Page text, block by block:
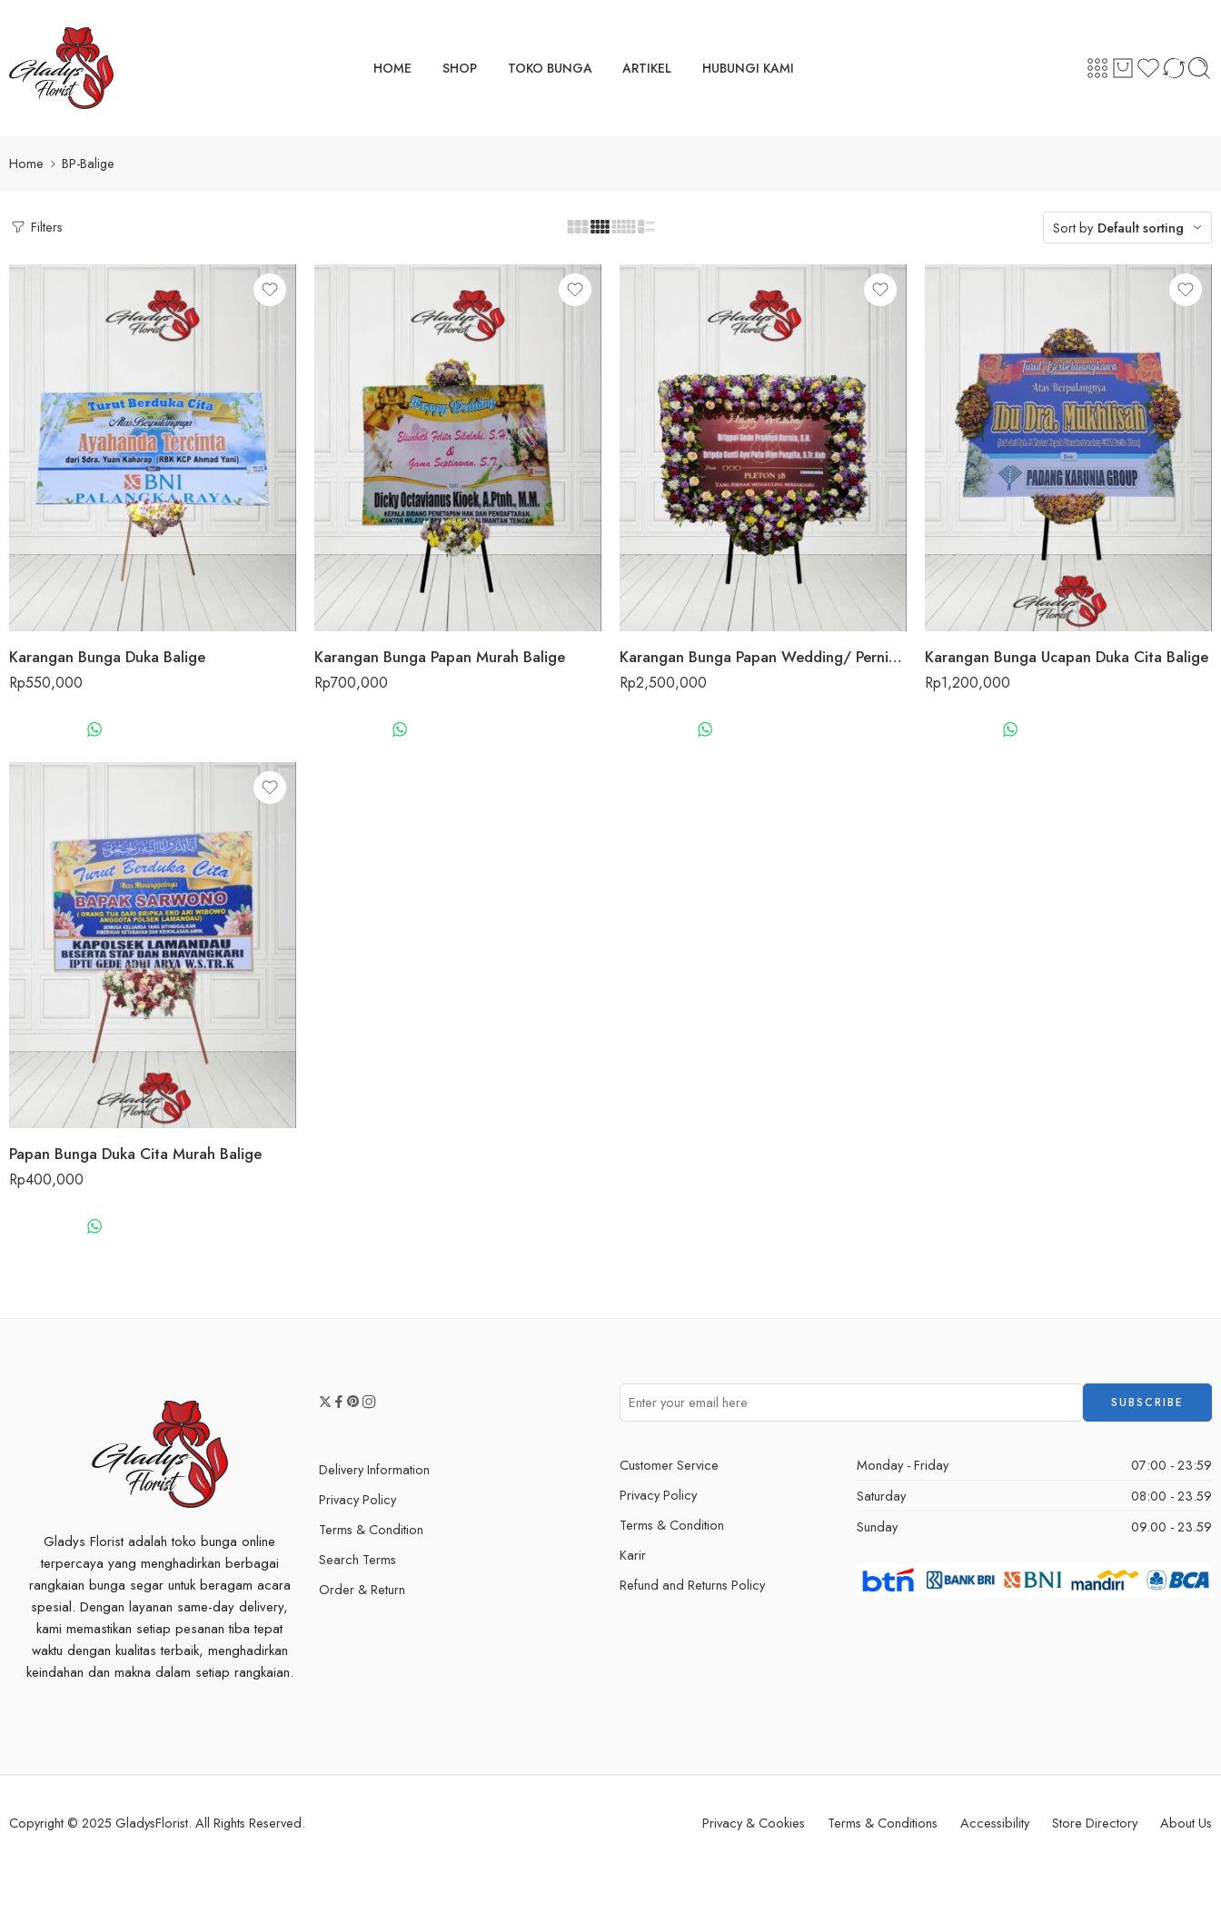
HOME SHOP TOKO BUNGA ARTIKEL HUBUNGI KAMI
Home BP-Balige
Filters Sort by Default sorting
Karangan Bunga Duka Balige
Rp550,000
Karangan Bunga Papan Murah Balige
Rp700,000
Karangan Bunga Papan Wedding/ Pernikahan Balige
Rp2,500,000
Karangan Bunga Ucapan Duka Cita Balige
Rp1,200,000
Papan Bunga Duka Cita Murah Balige
Rp400,000
Gladys Florist adalah toko bunga online
terpercaya yang menghadirkan berbagai
rangkaian bunga segar untuk beragam acara
spesial. Dengan layanan same-day delivery,
kami memastikan setiap pesanan tiba tepat
waktu dengan kualitas terbaik, menghadirkan
keindahan dan makna dalam setiap rangkaian.
Delivery Information
Privacy Policy
Terms & Condition
Search Terms
Order & Return
Customer Service
Privacy Policy
Terms & Condition
Karir
Refund and Returns Policy
Monday - Friday
07:00 - 23:59
Saturday
08:00 - 23.59
Sunday
09.00 - 23.59
Copyright © 2025 GladysFlorist. All Rights Reserved. Privacy & Cookies Terms & Conditions Accessibility Store Directory About Us